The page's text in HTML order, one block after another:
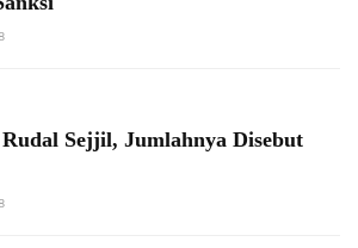
Sejjil, Jumlahnya Disebut